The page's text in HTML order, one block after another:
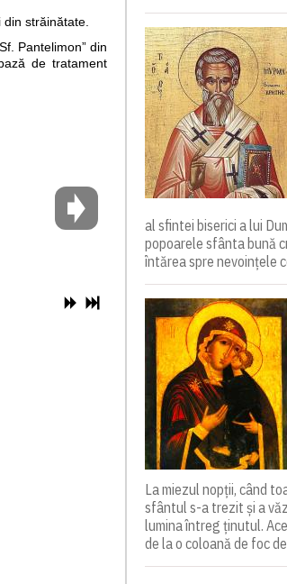
străinătate.
Pantelimon” din
de tratament
al sfintei biserici a lui
popoarele sfânta bună
întărea spre nevoințele
La miezul nopții, când
sfântul s-a trezit și a
lumina întreg ținutul.
de la o coloană de foc